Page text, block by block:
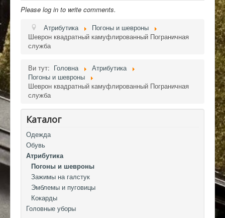
Please log in to write comments.
Атрибутика
Погоны и шевроны
Шеврон квадратный камуфлированный Пограничная
служба
Ви тут: Головна
Атрибутика
Погоны и шевроны
Шеврон квадратный камуфлированный Пограничная
служба
Каталог
Одежда
Обувь
Атрибутика
Погоны и шевроны
Зажимы на галстук
Эмблемы и пуговицы
Кокарды
Головные уборы